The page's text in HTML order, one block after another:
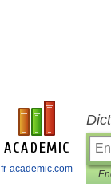
fr-academic.com